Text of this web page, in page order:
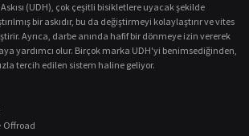
(UDH), çok çeşitli bisikletlere uyacak şekilde
bir askıdır, bu da değiştirmeyi kolaylaştırır ve vites
Ayrıca, darbe anında hafif bir dönmeye izin vererek
yardımcı olur. Birçok marka UDH'yi benimsediğinden,
tercih edilen sistem haline geliyor.
Offroad